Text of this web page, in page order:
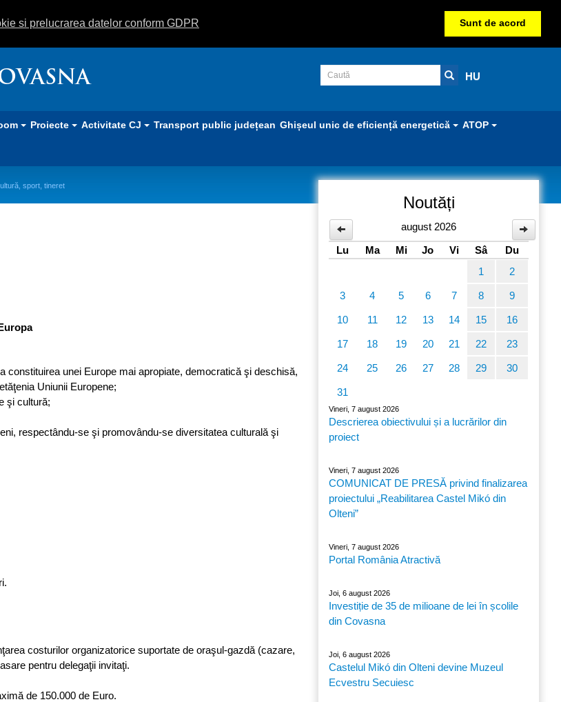
si prelucrarea datelor conform GDPR Sunt de acord
HU
Proiecte Activitate CJ Transport public județean Ghișeul unic de eficiență energetică ATOP
sport, tineret
constituirea unei Europe mai apropiate, democratică şi deschisă,
Uniunii Europene;
şi cultură;
respectându-se şi promovându-se diversitatea culturală şi
costurilor organizatorice suportate de oraşul-gazdă (cazare,
pentru delegaţii invitaţi.
de 150.000 de Euro.
Noutăți
august 2026
Lu
Ma Mi Jo Vi Sâ
Du
1
2
3 4 5 6 7 8 9
10 11 12 13 14 15 16
17 18 19 20 21 22 23
24 25 26 27 28 29 30
31
Vineri, 7 august 2026
Descrierea obiectivului și a lucrărilor din
proiect
Vineri, 7 august 2026
COMUNICAT DE PRESĂ privind finalizarea
proiectului „Reabilitarea Castel Mikó din
Olteni”
Vineri, 7 august 2026
Portal România Atractivă
Joi, 6 august 2026
Investiție de 35 de milioane de lei în școlile
din Covasna
Joi, 6 august 2026
Castelul Mikó din Olteni devine Muzeul
Ecvestru Secuiesc